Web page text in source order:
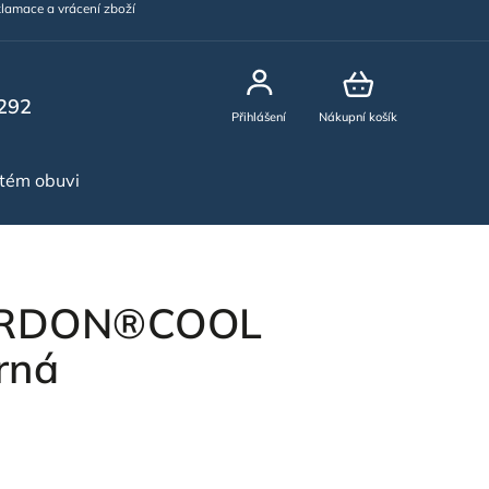
a vrácení zboží
Nákupní košík
Přihlášení
obuvi